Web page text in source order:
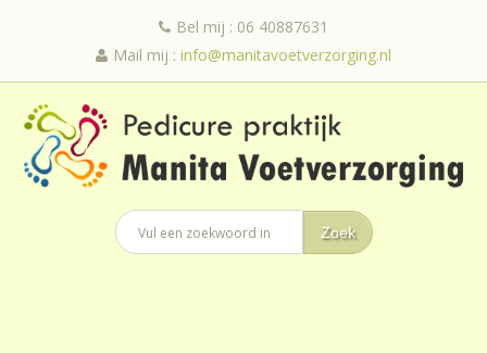
Bel mij : 06 40887631
Mail mij : info@manitavoetverzorging.nl